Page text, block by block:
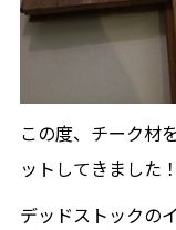
この度、チーク材
ットしてきました！
デッドストックの